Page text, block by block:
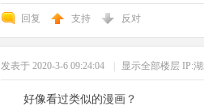
回复 支持 反对
发表于 2020-3-6 09:24:04 显示全部楼层 IP:
好像看过类似的漫画？